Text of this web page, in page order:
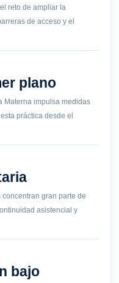
reto de ampliar la
de acceso y el
plano
Materna impulsa medidas
práctica desde el
gran parte de
asistencial y
bajo